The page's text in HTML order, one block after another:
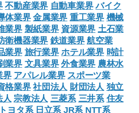
不動産業界 自動車業界 バイク
体業界 金属業界 重工業界 機械
業界 製紙業界 資源業界 土石業
衛機器業界 鉄道業界 航空業
業界 旅行業界 ホテル業界 時計
業界 文具業界 外食業界 農林水
界 アパレル業界 スポーツ業
格業界 社団法人 財団法人 独立
人 宗教法人 三菱系 三井系 住友
トヨタ系 日立系 JR系 NTT系